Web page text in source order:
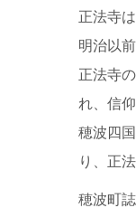
正法寺
明治以
正法寺
れ、信
穂波四
り、正
穂波町